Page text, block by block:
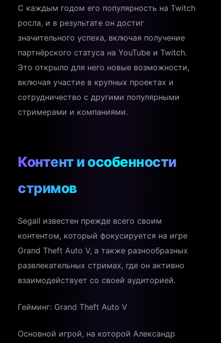
С каждым годом его популярность на Twitch
росла, и в результате он достиг
значительного успеха, включая получение
партнёрского статуса на YouTube и Twitch.
Это открыло для него новые возможности,
включая участие в крупных проектах и
сотрудничество с другими популярными
стримерами и компаниями.
Контент и особенности
стримов
Segall известен прежде всего своим
контентом, который фокусируется на игре
Grand Theft Auto V, а также разнообразных
развлекательных стримах, где он активно
взаимодействует со своей аудиторией.
Гейминг: Grand Theft Auto V
Основной игрой, на которой Александр